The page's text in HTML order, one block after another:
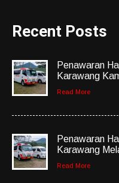
Recent Posts
Penawaran
Karawang
Read More
Penawaran
Karawang
Read More